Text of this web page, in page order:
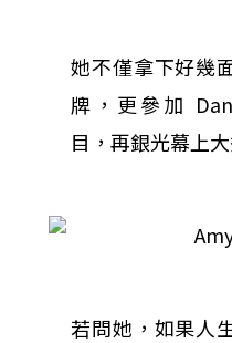
她不僅拿下好幾
牌，更參加
目，再銀光幕上
若問她，如果人